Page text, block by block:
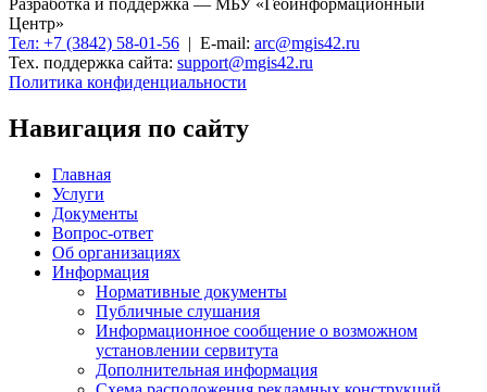
Центр»
Тел: +7 (3842) 58-01-56 | E-mail: arc@mgis42.ru
Тех. поддержка сайта: support@mgis42.ru
Политика конфиденциальности
Навигация по сайту
Главная
Услуги
Документы
Вопрос-ответ
Об организациях
Информация
Нормативные документы
Публичные слушания
Информационное сообщение о возможном
установлении сервитута
Дополнительная информация